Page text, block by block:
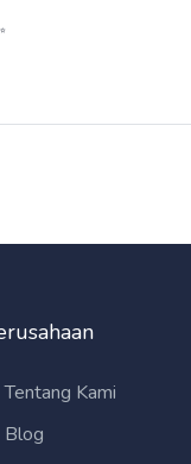
Tentang Kami
Blog